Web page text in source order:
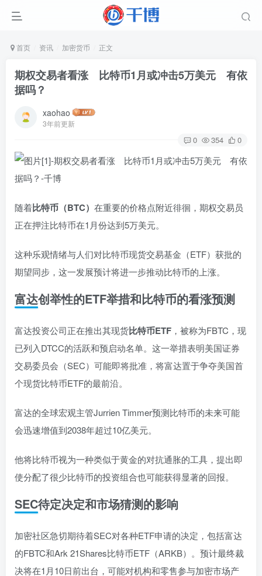
首页 资讯 加密货币 正文
期权交易者看涨 比特币1月或冲击5万美元 有依
据吗？
xaohao
3年前更新
0 354 0
随着比特币（BTC） 在重要的价格点附近徘徊，期权交易员
正在押注比特币在1月份达到5万美元。
这种乐观情绪与人们对比特币现货交易基金（ETF）获批的
期望同步，这一发展预计将进一步推动比特币的上涨。
富达创举性的ETF举措和比特币的看涨预测
富达投资公司正在推出其现货比特币ETF ，被称为FBTC，现
已列入DTCC的活跃和预启动名单。这一举措表明美国证券
交易委员会（SEC）可能即将批准，将富达置于争夺美国首
个现货比特币ETF的最前沿。
富达的全球宏观主管Jurrien Timmer预测比特币的未来可能
会迅速增值到2038年超过10亿美元。
他将比特币视为一种类似于黄金的对抗通胀的工具，提出即
使分配了很少比特币的投资组合也可能获得显著的回报。
SEC待定决定和市场猜测的影响
加密社区急切期待着SEC对各种ETF申请的决定，包括富达
的FBTC和Ark 21Shares比特币ETF（ARKB）。预计最终裁
决将在1月10日前出台，可能对机构和零售参与加密市场产